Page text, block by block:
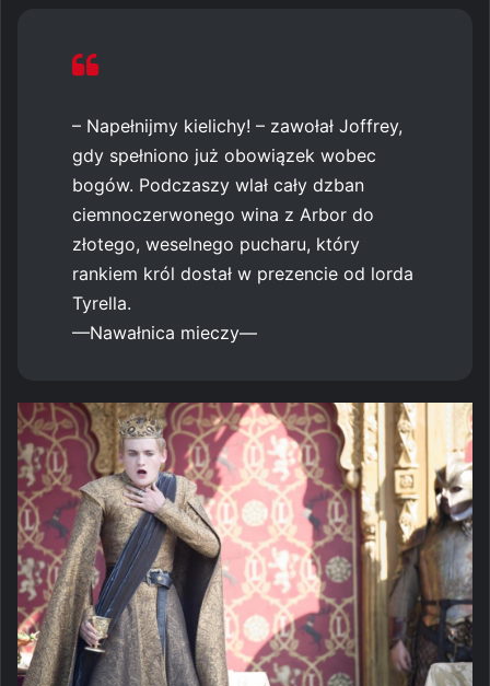
– Napełnijmy kielichy! – zawołał Joffrey,
gdy spełniono już obowiązek wobec
bogów. Podczaszy wlał cały dzban
ciemnoczerwonego wina z Arbor do
złotego, weselnego pucharu, który
rankiem król dostał w prezencie od lorda
Tyrella.
—Nawałnica mieczy—